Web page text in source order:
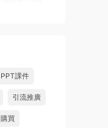
日引
PPT課件
引流推廣
買